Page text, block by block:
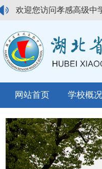
欢迎您访问孝感高级中
网站首页 学校概况